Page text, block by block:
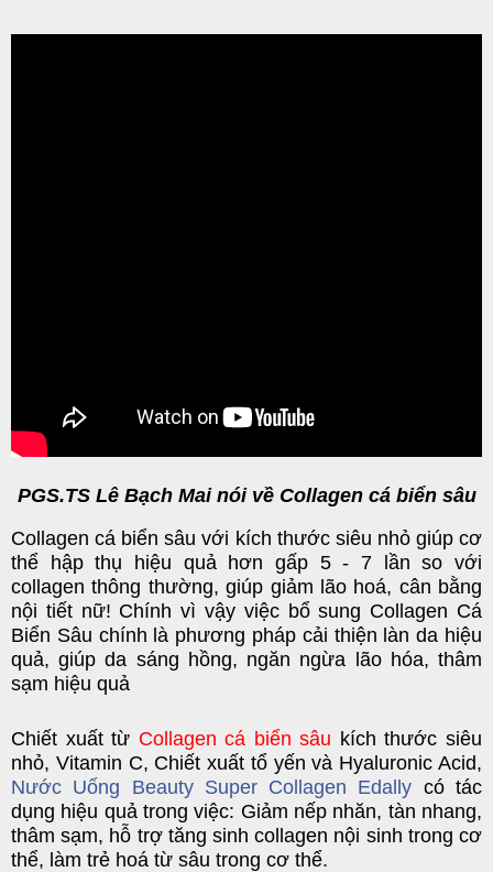
PGS.TS Lê Bạch Mai nói về Collagen cá biển sâu
Collagen cá biển sâu với kích thước siêu nhỏ giúp cơ
thể hập thụ hiệu quả hơn gấp 5 - 7 lần so với
collagen thông thường, giúp giảm lão hoá, cân bằng
nội tiết nữ! Chính vì vậy việc bổ sung Collagen Cá
Biển Sâu chính là phương pháp cải thiện làn da hiệu
quả, giúp da sáng hồng, ngăn ngừa lão hóa, thâm
sạm hiệu quả
Chiết xuất từ Collagen cá biển sâu kích thước siêu
nhỏ, Vitamin C, Chiết xuất tổ yến và Hyaluronic Acid,
Nước Uống Beauty Super Collagen Edally có tác
dụng hiệu quả trong việc: Giảm nếp nhăn, tàn nhang,
thâm sạm, hỗ trợ tăng sinh collagen nội sinh trong cơ
thể, làm trẻ hoá từ sâu trong cơ thể.